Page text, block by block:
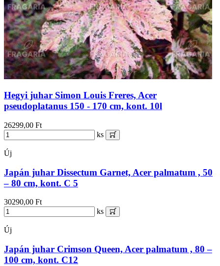
Hegyi juhar Simon Louis Freres, Acer
pseudoplatanus 150 - 170 cm, kont. 10l
26299,00 Ft
ks
Új
Japán juhar Dissectum Garnet, Acer palmatum , 50
– 80 cm, kont. C 5
30290,00 Ft
ks
Új
Japán juhar Crimson Queen, Acer palmatum , 80 –
100 cm, kont. C12